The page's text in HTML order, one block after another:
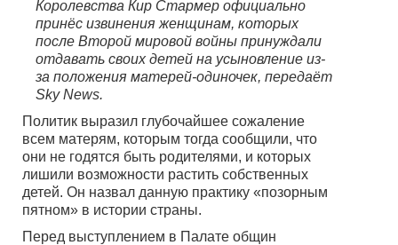
Королевства Кир Стармер официально
принёс извинения женщинам, которых
после Второй мировой войны принуждали
отдавать своих детей на усыновление из-
за положения матерей-одиночек, передаёт
Sky News.
Политик выразил глубочайшее сожаление
всем матерям, которым тогда сообщили, что
они не годятся быть родителями, и которых
лишили возможности растить собственных
детей. Он назвал данную практику «позорным
пятном» в истории страны.
Перед выступлением в Палате общин